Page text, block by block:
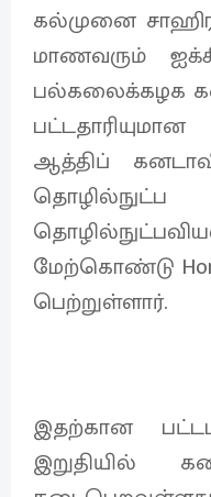
கல்முனை
மாணவரும்
பல்கலைக்கழக
ஆத்திப்
தொழில்நுட்ப
மேற்கொண்டு
பெற்றுள்ளார்.
இதற்கான
இறுதியில்